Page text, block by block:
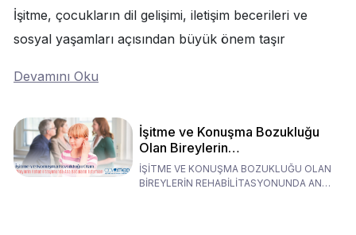
İşitme, çocukların dil gelişimi, iletişim becerileri ve
sosyal yaşamları açısından büyük önem taşır
Devamını Oku
İşitme ve Konuşma Bozukluğu
Olan Bireylerin
Rehabilitasyonunda Ana
Babaların Tutumları
İŞİTME VE KONUŞMA BOZUKLUĞU OLAN
BİREYLERİN REHABİLİTASYONUNDA ANA